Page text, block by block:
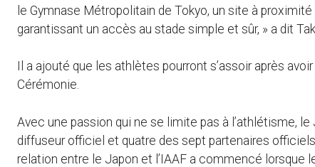
le Gymnase Métropolitain de Tokyo, un site à
garantissant un accès au stade simple et sûr, » a dit
Il a ajouté que les athlètes pourront s’assoir après
Cérémonie.
Avec une passion qui ne se limite pas à l’athlétisme,
diffuseur officiel et quatre des sept partenaires
relation entre le Japon et l’IAAF a commencé lorsque